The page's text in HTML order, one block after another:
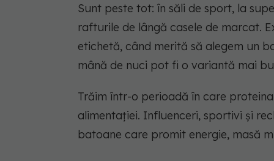
Sunt peste tot: în săli de sport, la
rafturile de lângă casele de marcat.
etichetă, când merită să alegem un
mână de nuci pot fi o variantă mai
Trăim într-o perioadă în care
alimentației. Influenceri, sportivi și
batoane care promit energie, masă